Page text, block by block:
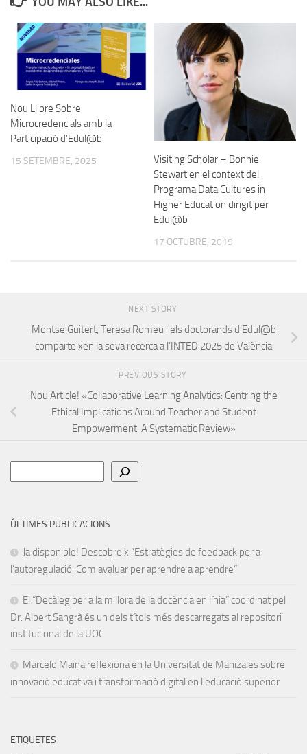
Nou Llibre Sobre
Microcredencials amb la
Participació d’Edul@b
15 SETEMBRE, 2025
Visiting Scholar – Bonnie
Stewart en el context del
Programa Data Cultures in
Higher Education dirigit per
Edul@b
17 OCTUBRE, 2019
NEXT STORY
Montse Guitert, Teresa Romeu i els doctorands d’Edul@b
comparteixen la seva recerca a l’INTED 2025 de València
PREVIOUS STORY
Nou Article! «Collaborative Learning Analytics: Centring the
Ethical Implications Around Teacher and Student
Empowerment. A Systematic Review»
ÚLTIMES PUBLICACIONS
Ja disponible! Descobreix “Estratègies de feedback per a
l’autoregulació: Com avaluar per aprendre a aprendre”
El “Decàleg per a la millora de la docència en línia” coordinat pel
Dr. Albert Sangrà és un dels títols més descarregats al repositori
institucional de la UOC
Marcelo Maina reflexiona en la Universitat de Manizales sobre
innovació educativa i transformació digital en l’educació superior
ETIQUETES